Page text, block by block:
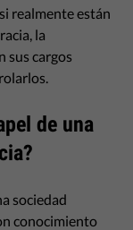
realmente están
la
sus cargos
de una
sociedad
conocimiento